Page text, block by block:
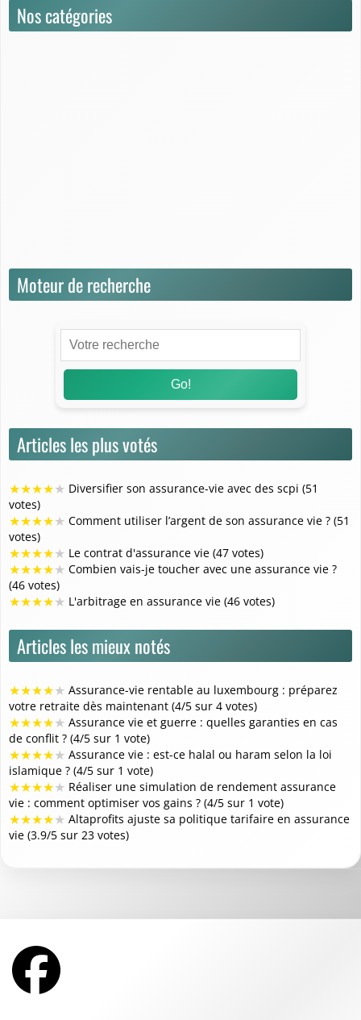
Nos catégories
Moteur de recherche
Go!
Articles les plus votés
★★★★★ Diversifier son assurance-vie avec des scpi (51
votes)
★★★★★ Comment utiliser l’argent de son assurance vie ? (51
votes)
★★★★★ Le contrat d'assurance vie (47 votes)
★★★★★ Combien vais-je toucher avec une assurance vie ?
(46 votes)
★★★★★ L'arbitrage en assurance vie (46 votes)
Articles les mieux notés
★★★★★ Assurance-vie rentable au luxembourg : préparez
votre retraite dès maintenant (4/5 sur 4 votes)
★★★★★ Assurance vie et guerre : quelles garanties en cas
de conflit ? (4/5 sur 1 vote)
★★★★★ Assurance vie : est-ce halal ou haram selon la loi
islamique ? (4/5 sur 1 vote)
★★★★★ Réaliser une simulation de rendement assurance
vie : comment optimiser vos gains ? (4/5 sur 1 vote)
★★★★★ Altaprofits ajuste sa politique tarifaire en assurance
vie (3.9/5 sur 23 votes)